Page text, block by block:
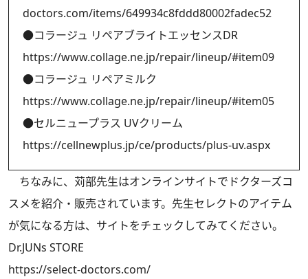
doctors.com/items/649934c8fddd80002fadec52
●コラージュ リペアブライトエッセンスDR
https://www.collage.ne.jp/repair/lineup/#item09
●コラージュ リペアミルク
https://www.collage.ne.jp/repair/lineup/#item05
●セルニュープラス UVクリーム
https://cellnewplus.jp/ce/products/plus-uv.aspx
ちなみに、苅部先生はオンラインサイトでドクターズコ
スメを紹介・販売されています。先生セレクトのアイテム
が気になる方は、サイトをチェックしてみてください。
Dr.JUNs STORE
https://select-doctors.com/